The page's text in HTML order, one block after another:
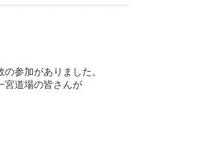
参加がありました。
宮道場の皆さんが